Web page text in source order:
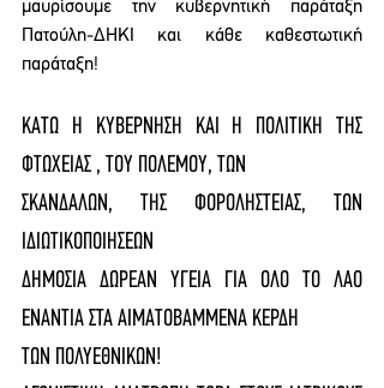
μαυρίσουμε την κυβερνητική παράταξη
Πατούλη-ΔΗΚΙ και κάθε καθεστωτική
παράταξη!
ΚΑΤΩ Η ΚΥΒΕΡΝΗΣΗ ΚΑΙ Η ΠΟΛΙΤΙΚΗ ΤΗΣ
ΦΤΩΧΕΙΑΣ , ΤΟΥ ΠΟΛΕΜΟΥ, ΤΩΝ
ΣΚΑΝΔΑΛΩΝ, ΤΗΣ ΦΟΡΟΛΗΣΤΕΙΑΣ, ΤΩΝ
ΙΔΙΩΤΙΚΟΠΟΙΗΣΕΩΝ
ΔΗΜΟΣΙΑ ΔΩΡΕΑΝ ΥΓΕΙΑ ΓΙΑ ΟΛΟ ΤΟ ΛΑΟ
ΕΝΑΝΤΙΑ ΣΤΑ ΑΙΜΑΤΟΒΑΜΜΕΝΑ ΚΕΡΔΗ
ΤΩΝ ΠΟΛΥΕΘΝΙΚΩΝ!